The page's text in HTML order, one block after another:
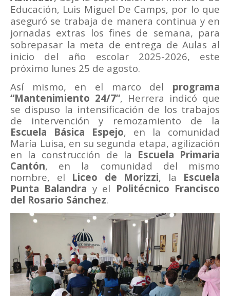
Educación, Luis Miguel De Camps, por lo que
aseguró se trabaja de manera continua y en
jornadas extras los fines de semana, para
sobrepasar la meta de entrega de Aulas al
inicio del año escolar 2025-2026, este
próximo lunes 25 de agosto.
Así mismo, en el marco del programa
“Mantenimiento 24/7”, Herrera indicó que
se dispuso la intensificación de los trabajos
de intervención y remozamiento de la
Escuela Básica Espejo, en la comunidad
María Luisa, en su segunda etapa, agilización
en la construcción de la Escuela Primaria
Cantón, en la comunidad del mismo
nombre, el Liceo de Morizzi, la Escuela
Punta Balandra y el Politécnico Francisco
del Rosario Sánchez.